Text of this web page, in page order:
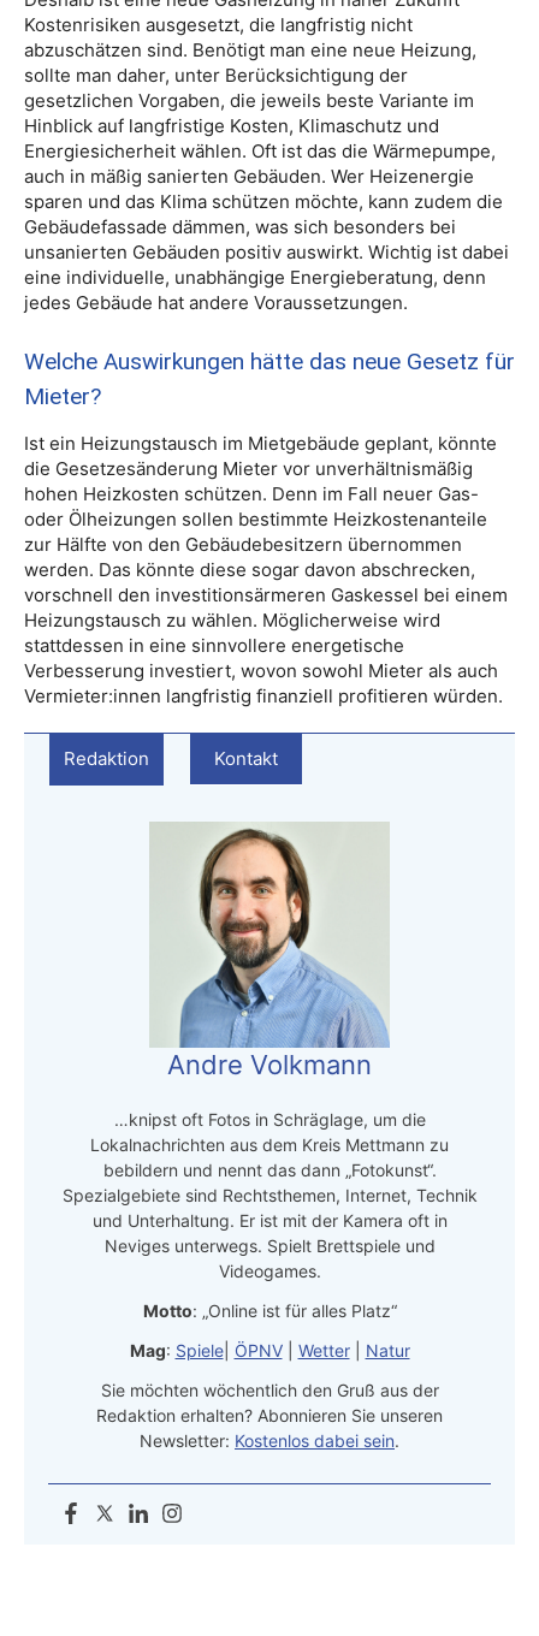
Kostenrisiken ausgesetzt, die langfristig nicht
abzuschätzen sind. Benötigt man eine neue Heizung,
sollte man daher, unter Berücksichtigung der
gesetzlichen Vorgaben, die jeweils beste Variante im
Hinblick auf langfristige Kosten, Klimaschutz und
Energiesicherheit wählen. Oft ist das die Wärmepumpe,
auch in mäßig sanierten Gebäuden. Wer Heizenergie
sparen und das Klima schützen möchte, kann zudem die
Gebäudefassade dämmen, was sich besonders bei
unsanierten Gebäuden positiv auswirkt. Wichtig ist dabei
eine individuelle, unabhängige Energieberatung, denn
jedes Gebäude hat andere Voraussetzungen.
Welche Auswirkungen hätte das neue Gesetz für
Mieter?
Ist ein Heizungstausch im Mietgebäude geplant, könnte
die Gesetzesänderung Mieter vor unverhältnismäßig
hohen Heizkosten schützen. Denn im Fall neuer Gas-
oder Ölheizungen sollen bestimmte Heizkostenanteile
zur Hälfte von den Gebäudebesitzern übernommen
werden. Das könnte diese sogar davon abschrecken,
vorschnell den investitionsärmeren Gaskessel bei einem
Heizungstausch zu wählen. Möglicherweise wird
stattdessen in eine sinnvollere energetische
Verbesserung investiert, wovon sowohl Mieter als auch
Vermieter:innen langfristig finanziell profitieren würden.
Redaktion Kontakt
Andre Volkmann
…knipst oft Fotos in Schräglage, um die
Lokalnachrichten aus dem Kreis Mettmann zu
bebildern und nennt das dann „Fotokunst“.
Spezialgebiete sind Rechtsthemen, Internet, Technik
und Unterhaltung. Er ist mit der Kamera oft in
Neviges unterwegs. Spielt Brettspiele und
Videogames.
Motto: „Online ist für alles Platz“
Mag: Spiele| ÖPNV| Wetter| Natur
Sie möchten wöchentlich den Gruß aus der
Redaktion erhalten? Abonnieren Sie unseren
Newsletter: Kostenlos dabei sein.